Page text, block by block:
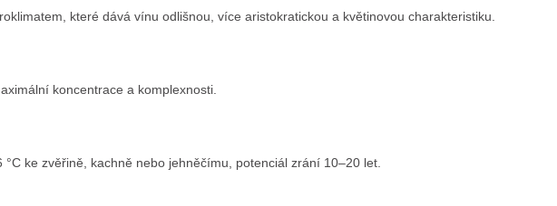
které dává vínu odlišnou, více aristokratickou a květinovou charakteristiku.
koncentrace a komplexnosti.
ke zvěřině, kachně nebo jehněčímu, potenciál zrání 10–20 let.